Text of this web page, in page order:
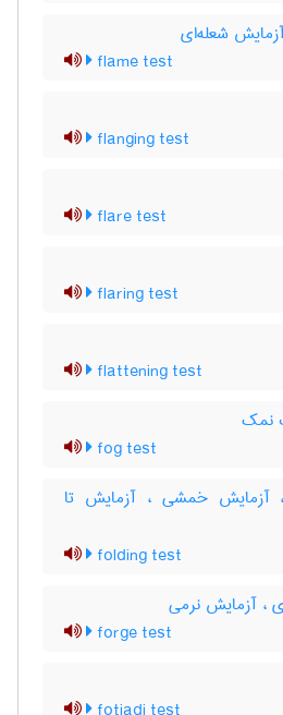
شعله‌ای
flame test
flanging test
flare test
flaring test
flattening test
نمک
fog test
، آزمایش خمشی ، آزمایش تا
folding test
آزمایش نرمی
forge test